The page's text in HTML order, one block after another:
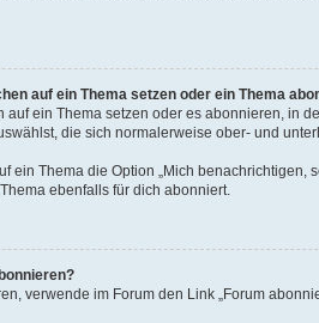
auf ein Thema setzen oder ein Thema
auf ein Thema setzen oder es abonnieren, in
die sich normalerweise ober- und
ein Thema die Option „Mich benachrichtigen,
ebenfalls für dich abonniert.
verwende im Forum den Link „Forum